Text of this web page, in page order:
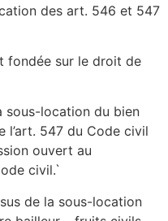
des art. 546 et 547
fondée sur le droit de
sous-location du bien
l’art. 547 du Code civil
ouvert au
civil.`
de la sous-location